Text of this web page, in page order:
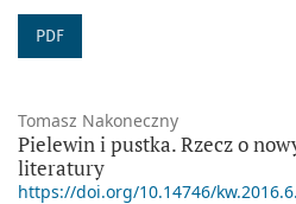
PDF
Tomasz Nakoneczny
Pielewin i pustka. Rzecz o
literatury
https://doi.org/10.14746/